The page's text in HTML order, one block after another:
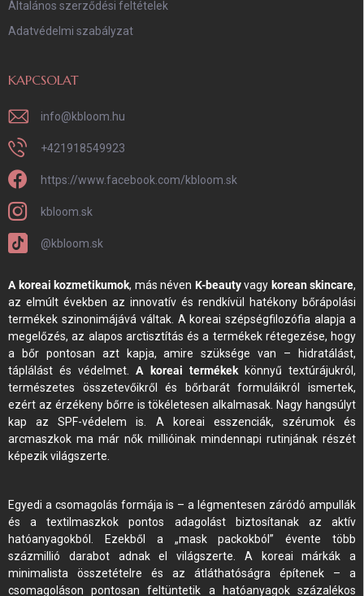
Általános szerződési feltételek
Adatvédelmi szabályzat
KAPCSOLAT
info@kbloom.hu
+421918549923
https://www.facebook.com/kbloom.sk
kbloom.sk
@kbloom.sk
A koreai kozmetikumok, más néven K-beautyvagy korean skincare,
az elmúlt években az innovatív és rendkívül hatékony bőrápolási
termékek szinonimájává váltak. A koreai szépségfilozófia alapja a
megelőzés, az alapos arctisztítás és a termékek rétegezése, hogy
a bőr pontosan azt kapja, amire szüksége van – hidratálást,
táplálást és védelmet.A koreai termékekkönnyű textúrájukról,
természetes összetevőikről és bőrbarát formuláikról ismertek,
ezért az érzékeny bőrre is tökéletesen alkalmasak. Nagy hangsúlyt
kap az SPF-védelem is. A koreai esszenciák, szérumok és
arcmaszkok ma már nők millióinak mindennapi rutinjának részét
képezik világszerte.
Egyedi a csomagolás formája is – a légmentesen záródó ampullák
és a textilmaszkok pontos adagolást biztosítanak az aktív
hatóanyagokból. Ezekből a „mask packokból” évente több
százmillió darabot adnak el világszerte. A koreai márkák a
minimalista összetételre és az átláthatóságra építenek – a
csomagoláson pontosan feltüntetik a hatóanyagok százalékos